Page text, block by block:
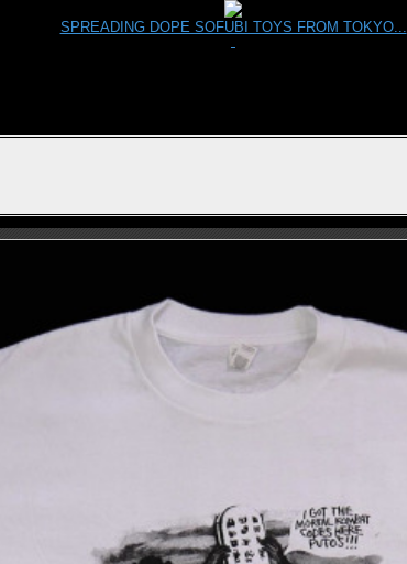
SPREADING DOPE SOFUBI TOYS FROM TOKYO...